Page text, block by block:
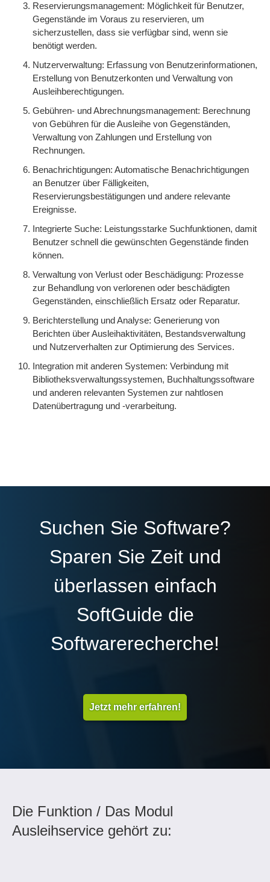
Reservierungsmanagement: Möglichkeit für Benutzer,
Gegenstände im Voraus zu reservieren, um
sicherzustellen, dass sie verfügbar sind, wenn sie
benötigt werden.
Nutzerverwaltung: Erfassung von Benutzerinformationen,
Erstellung von Benutzerkonten und Verwaltung von
Ausleihberechtigungen.
Gebühren- und Abrechnungsmanagement: Berechnung
von Gebühren für die Ausleihe von Gegenständen,
Verwaltung von Zahlungen und Erstellung von
Rechnungen.
Benachrichtigungen: Automatische Benachrichtigungen
an Benutzer über Fälligkeiten,
Reservierungsbestätigungen und andere relevante
Ereignisse.
Integrierte Suche: Leistungsstarke Suchfunktionen, damit
Benutzer schnell die gewünschten Gegenstände finden
können.
Verwaltung von Verlust oder Beschädigung: Prozesse
zur Behandlung von verlorenen oder beschädigten
Gegenständen, einschließlich Ersatz oder Reparatur.
Berichterstellung und Analyse: Generierung von
Berichten über Ausleihaktivitäten, Bestandsverwaltung
und Nutzerverhalten zur Optimierung des Services.
Integration mit anderen Systemen: Verbindung mit
Bibliotheksverwaltungssystemen, Buchhaltungssoftware
und anderen relevanten Systemen zur nahtlosen
Datenübertragung und -verarbeitung.
Suchen Sie Software?
Sparen Sie Zeit und
überlassen einfach
SoftGuide die
Softwarerecherche!
Jetzt mehr erfahren!
Die Funktion / Das Modul
Ausleihservice gehört zu: